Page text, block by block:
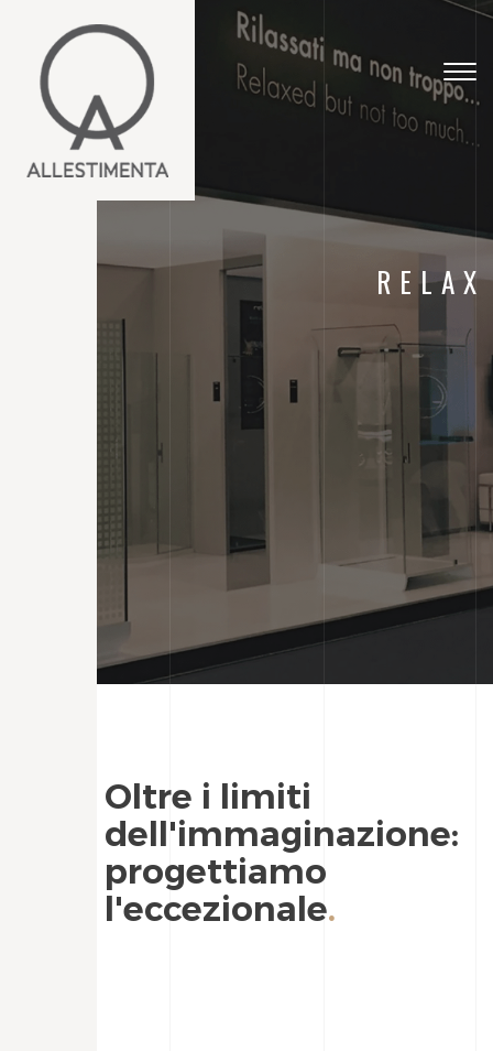
RELAX
Oltre i limiti
dell'immaginazione:
progettiamo
l'eccezionale.